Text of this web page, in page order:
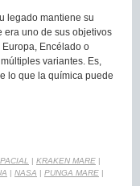
legado mantiene su
era uno de sus objetivos
Encélado o
variantes. Es,
lo que la química puede
| KRAKEN MARE |
| NASA | PUNGA MARE |